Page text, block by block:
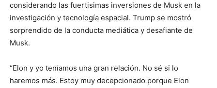
considerando las fuertisimas inversiones de Musk en la
investigación y tecnología espacial. Trump se mostró
sorprendido de la conducta mediática y desafiante de
Musk.
“Elon y yo teníamos una gran relación. No sé si lo
haremos más. Estoy muy decepcionado porque Elon